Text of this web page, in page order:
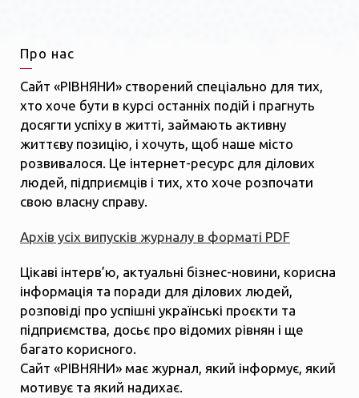
Про нас
Сайт «РІВНЯНИ» створений спеціально для тих,
хто хоче бути в курсі останніх подій і прагнуть
досягти успіху в житті, займають активну
життєву позицію, і хочуть, щоб наше місто
розвивалося. Це інтернет-ресурс для ділових
людей, підприємців і тих, хто хоче розпочати
свою власну справу.
Архів усіх випусків журналу в форматі PDF
Цікаві інтерв’ю, актуальні бізнес-новини, корисна
інформація та поради для ділових людей,
розповіді про успішні українські проєкти та
підприємства, досьє про відомих рівнян і ще
багато корисного.
Сайт «РІВНЯНИ» має журнал, який інформує, який
мотивує та який надихає.